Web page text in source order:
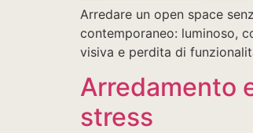
Arredare un open space
contemporaneo: luminoso,
visiva e perdita di
Arredamento
stress